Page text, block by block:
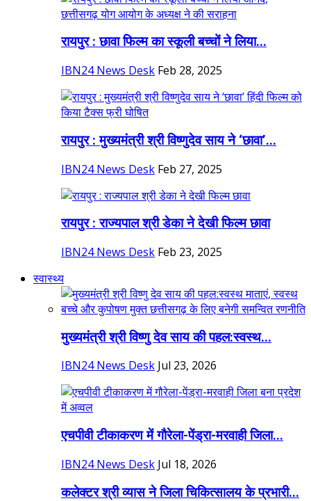
रायपुर : छावा फिल्म का स्कूली बच्चों ने लिया...
IBN24 News Desk Feb 28, 2025
रायपुर : मुख्यमंत्री श्री विष्णुदेव साय ने ‘छावा’...
IBN24 News Desk Feb 27, 2025
रायपुर : राज्यपाल श्री डेका ने देखी फिल्म छावा
IBN24 News Desk Feb 23, 2025
स्वास्थ्य
मुख्यमंत्री श्री विष्णु देव साय की पहल:स्वस्थ...
IBN24 News Desk Jul 23, 2026
एचपीवी टीकाकरण में गौरेला-पेंड्रा-मरवाही जिला...
IBN24 News Desk Jul 18, 2026
कलेक्टर श्री व्यास ने जिला चिकित्सालय के प्रभारी...